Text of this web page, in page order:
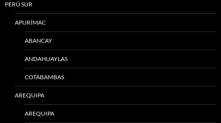
PERÚ SUR
APURÍMAC
ABANCAY
ANDAHUAYLAS
COTABAMBAS
AREQUIPA
AREQUIPA